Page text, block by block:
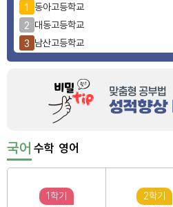
1 동아고등학교
2 대동고등학교
3 남산고등학교
4 사상고등학교
부산동여자고등학교
국어 수학 영어
1학기 2학기